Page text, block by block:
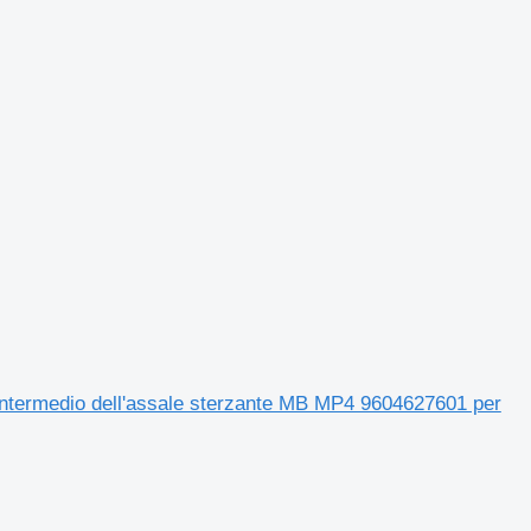
dell'assale sterzante MB MP4 9604627601 per